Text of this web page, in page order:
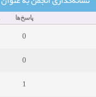
پاسخ‌ها
0
0
1